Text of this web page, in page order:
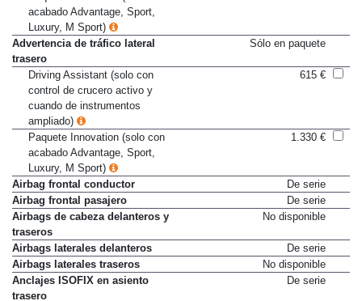
Paquete Innovation (solo con
acabado Advantage, Sport,
Luxury, M Sport)
Advertencia de tráfico lateral
trasero
Driving Assistant (solo con
control de crucero activo y
cuando de instrumentos
ampliado)
Paquete Innovation (solo con
acabado Advantage, Sport,
Luxury, M Sport)
Airbag frontal conductor
De serie
Airbag frontal pasajero
De serie
Airbags de cabeza delanteros y
traseros
Airbags laterales delanteros
De serie
Airbags laterales traseros
No disponible
Anclajes ISOFIX en asiento